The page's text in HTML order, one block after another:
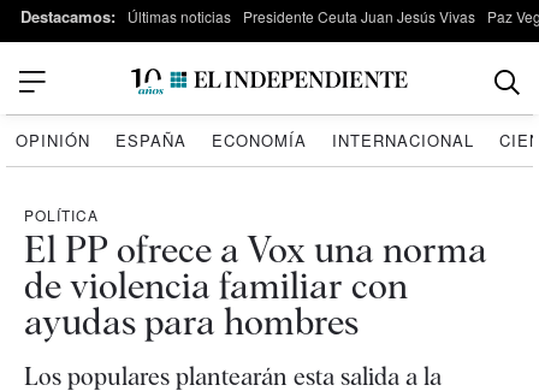
Destacamos: Últimas noticias Presidente Ceuta Juan Jesús Vivas Paz
OPINIÓN ESPAÑA ECONOMÍA INTERNACIONAL
POLÍTICA
El PP ofrece a Vox una norma
de violencia familiar con
ayudas para hombres
Los populares plantearán esta salida a la